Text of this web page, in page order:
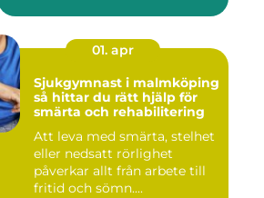
01. apr
Sjukgymnast i malmköping
så hittar du rätt hjälp för
smärta och rehabilitering
Att leva med smärta, stelhet
eller nedsatt rörlighet
påverkar allt från arbete till
fritid och sömn....